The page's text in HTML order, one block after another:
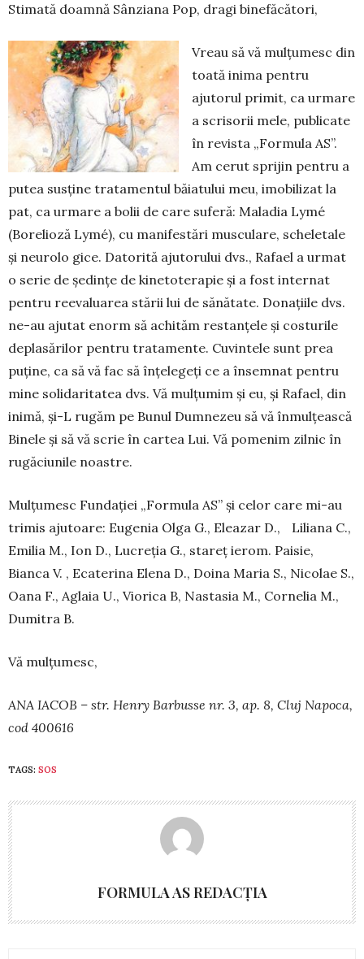
Stimată doamnă Sânziana Pop, dragi binefăcători,
Vreau să vă mulțumesc din
toată inima pentru
ajutorul primit, ca urmare
a scrisorii mele, publicate
în revista „Formula AS”.
Am cerut sprijin pentru a
putea susține trata­mentul băiatului meu, imobilizat la
pat, ca urmare a bolii de care suferă: Maladia Lymé
(Borelioză Lymé), cu manifestări muscu­la­re, scheletale
și neurolo­ gice. Datorită ajuto­rului dvs., Rafael a urmat
o serie de ședințe de kinetoterapie și a fost internat
pen­­tru reeva­lua­rea stării lui de să­nătate. Dona­ții­le dvs.
ne-au aju­tat enorm să achi­tăm res­tan­țele și costurile
de­pla­sărilor pen­tru tra­tamente. Cu­vin­tele sunt prea
pu­ține, ca să vă fac să înțelegeți ce a însemnat pentru
mine so­lidaritatea dvs. Vă mulțumim și eu, și Ra­fael, din
inimă, și-L rugăm pe Bunul Dum­nezeu să vă înmulțească
Binele și să vă scrie în cartea Lui. Vă pomenim zilnic în
rugă­ciu­nile noastre.
Mulțumesc Fundației „Formula AS” și celor care mi-au
trimis ajutoare: Eugenia Ol­ga G., Eleazar D., Liliana C.,
Emilia M., Ion D., Lucreția G., stareț ierom. Paisie,
Bianca V. , Ecaterina Elena D., Doina Maria S., Nicolae S.,
Oana F., Aglaia U., Vio­rica B, Nastasia M., Cornelia M.,
Du­mitra B.
Vă mulțumesc,
ANA IACOB – str. Henry Barbusse nr. 3, ap. 8, Cluj Napoca,
cod 400616
TAGS: SOS
FORMULA AS REDACȚIA